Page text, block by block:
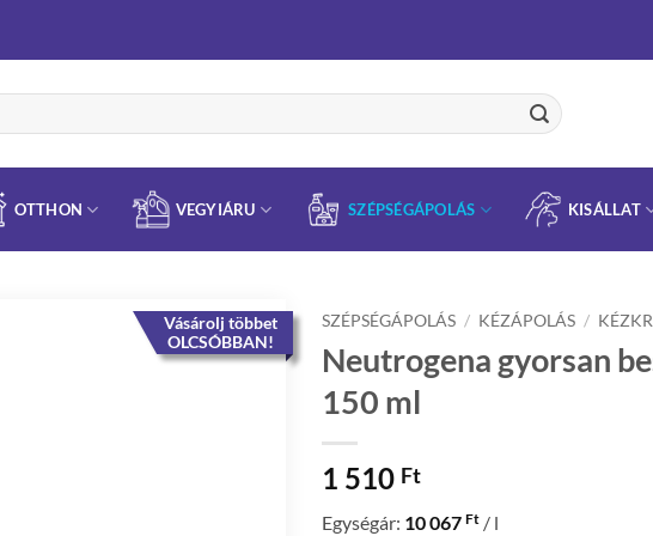
OTTHON VEGYIÁRU SZÉPSÉGÁPOLÁS KISÁLLAT
Vásárolj többet
OLCSÓBBAN!
SZÉPSÉGÁPOLÁS / KÉZÁPOLÁS /
Neutrogena gyorsan
150 ml
1 510 Ft
Egységár: 10 067 Ft / l